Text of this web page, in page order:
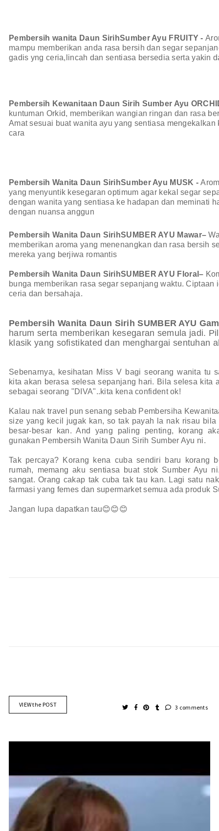
Pembersih wanita Daun SirihSumber Ayu FRUITY -
mampu memberikan anda rasa bersih dan segar
gadis yng ceria,lincah dan sentiasa bersedia serta yakin
Pembersih Kewanitaan Daun Sirih Sumber Ayu
kuntuman Orkid, memberikan wangian ringan dan rasa
Amat sesuai buat wanita ayu yang sentiasa
cara
Pembersih Wanita Daun SirihSumber Ayu MUSK -
yang menyuntik kesegaran optimum agar kekal segar
dengan wanita yang sentiasa ke hadapan dan meminati
dengan nuansa anggun
Pembersih Wanita Daun SirihSUMBER AYU Mawar–
memberikan aroma yang menenangkan dan rasa bersih
mereka yang berjiwa romantis
Pembersih Wanita Daun SirihSUMBER AYU Floral–
bunga memberikan rasa segar sepanjang waktu.
ceria dan bersahaja.
Pembersih Wanita Daun Sirih SUMBER AYU
harum serta memberikan kesegaran semula jadi.
klasik yang sofistikated dan menghargai sentuhan
Sebenarnya, kesihatan Miss V bagi seorang wanita tu
kita akan berasa selesa sepanjang hari. Bila selesa kita
sebagai seorang "DIVA"..kita kena confident ok!
Kalau nak travel pun senang sebab Pembersiha
size yang kecil jugak kan, so tak payah la nak risau bila
besar-besar kan. And yang paling penting, korang
gunakan Pembersih Wanita Daun Sirih Sumber Ayu ni.
Tak percaya? Korang kena cuba sendiri baru korang
rumah, memang aku sentiasa buat stok Sumber Ayu
sangat. Orang cakap tak cuba tak tau kan. Lagi satu
farmasi yang femes dan supermarket semua ada produk
Jangan lupa dapatkan tau😊😊😊
VIEW the POST 3 comments